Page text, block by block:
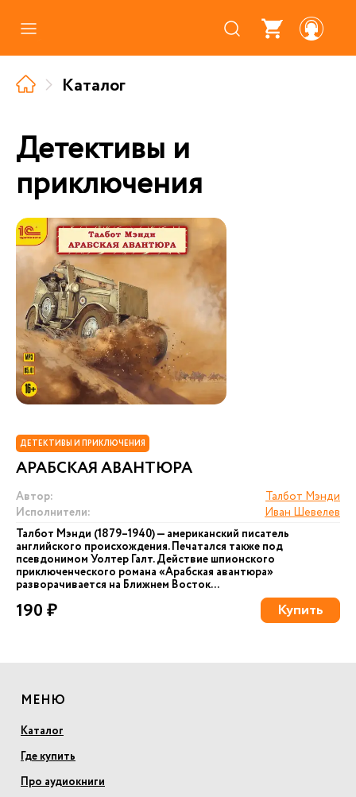
Где купить
Про аудиокниги
О нас
Партнерам
Каталог
Детективы и
приключения
ДЕТЕКТИВЫ И ПРИКЛЮЧЕНИЯ
АРАБСКАЯ АВАНТЮРА
Автор:
Талбот Мэнди
Исполнители:
Иван Шевелев
Талбот Мэнди (1879–1940) — американский писатель
английского происхождения. Печатался также под
псевдонимом Уолтер Галт. Действие шпионского
приключенческого романа «Арабская авантюра»
разворачивается на Ближнем Восток...
190 ₽ Купить
МЕНЮ
Каталог
Где купить
Про аудиокниги